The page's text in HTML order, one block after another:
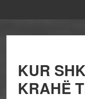
KUR
KRAHË